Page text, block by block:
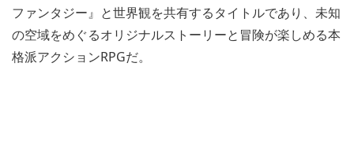
ファンタジー』と世界観を共有するタイトルであり、未知
の空域をめぐるオリジナルストーリーと冒険が楽しめる本
格派アクションRPGだ。